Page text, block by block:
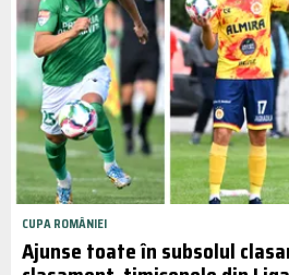
CUPA ROMÂNIEI
Ajunse toate în subsolul